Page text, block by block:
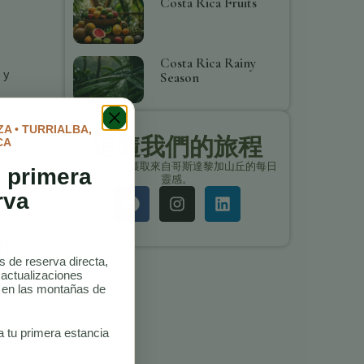
y
Costa Rica Rainy
Season
追隨我們的旅程
保持聯繫，獲取來自哥斯達黎加山丘的每日
靈感。
• TURRIALBA,
primera
de reserva directa,
las montañas de
tu primera estancia